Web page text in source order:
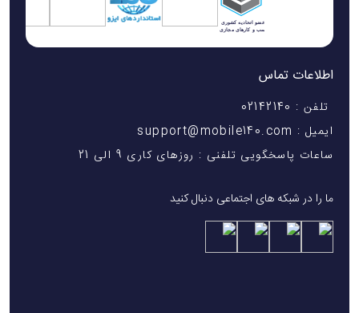
اطلاعات تماس
تلفن : 02142140
ایمیل : support@mobile140.com
ساعات پاسخگویی تلفنی : روزهای کاری 9 الی 21
ما را در شبکه های اجتماعی دنبال کنید